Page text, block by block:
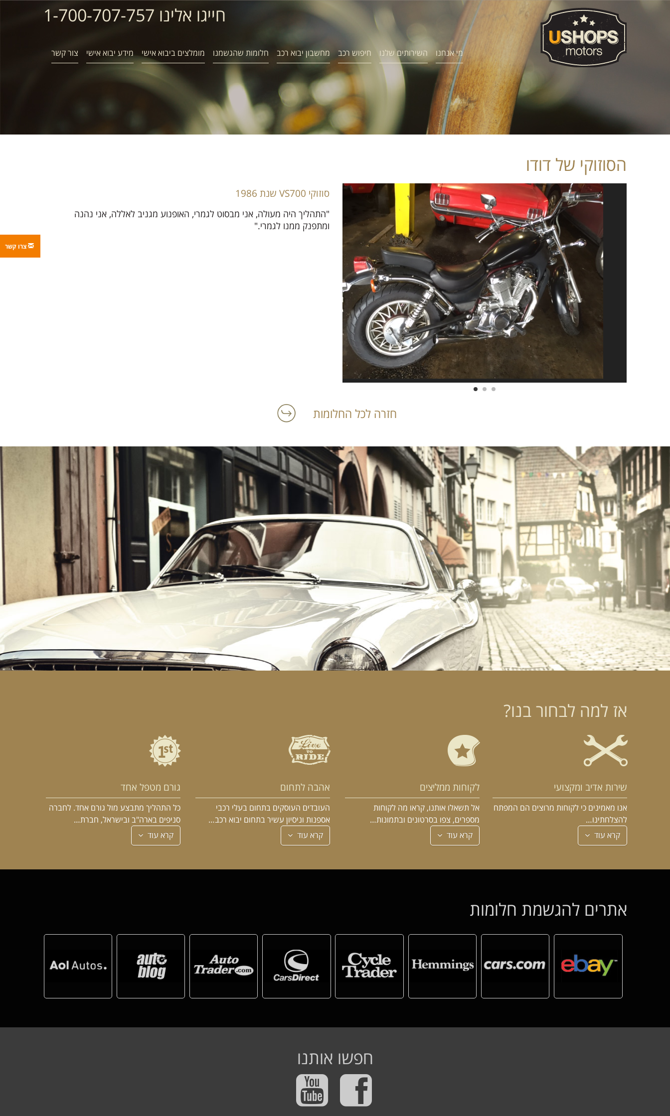
חייגו אלינו 1-700-707-757
מי אנחנו השירותים שלנו חיפוש רכב מחשבון יבוא רכב חלומות שהגשמנו מומלצים ביבוא אישי מידע יבוא אישי צור קשר
הסוזוקי של דודו
סוזוקי VS700 שנת 1986
"התהליך היה מעולה, אני מבסוט לגמרי, האופנוע מגניב לאללה, אני נהנה
ומתפנק ממנו לגמרי."
חזרה לכל החלומות
אז למה לבחור בנו?
שירות אדיב ומקצועי
אנו מאמינים כי לקוחות מרוצים הם המפתח
להצלחתינו…
קרא עוד
לקוחות ממליצים
אל תשאלו אותנו, קראו מה לקוחות
מספרים, צפו בסרטונים ובתמונות…
קרא עוד
אהבה לתחום
העובדים העוסקים בתחום בעלי רכבי
אספנות וניסיון עשיר בתחום יבוא רכב…
קרא עוד
גורם מטפל אחד
כל התהליך מתבצע מול גורם אחד. לחברה
סניפים בארה"ב ובישראל, חברת…
קרא עוד
אתרים להגשמת חלומות
חפשו אותנו
צרו קשר
הרכב הוא האהבה הראשונה שלך?
במקום לקבל שטויות במייל, הירשם ותתחיל לקבל מאיתנו אהבה מוטורית